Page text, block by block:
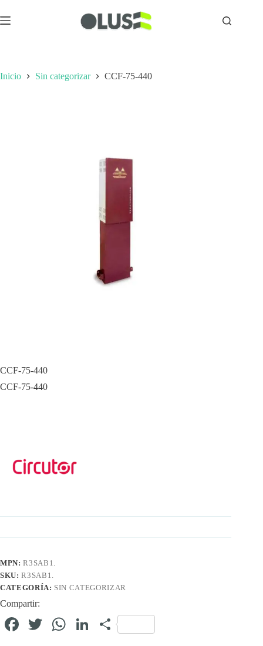
Inicio Sin categorizar CCF-75-440
CCF-75-440
CCF-75-440
MPN:R3SAB1.
SKU:R3SAB1.
CATEGORÍA: SIN CATEGORIZAR
Compartir:
Fa T
W
Li C